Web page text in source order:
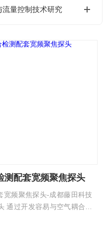
流量控制技术研究
测配套宽频聚焦探头
宽频聚焦探头-成都藤田科技
的
2MHz